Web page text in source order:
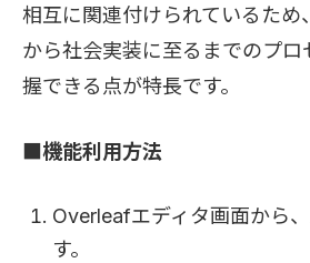
相互に関連付けられているため
から社会実装に至るまでのプロ
握できる点が特長です。
■機能利用方法
Overleafエディタ画面から
す。